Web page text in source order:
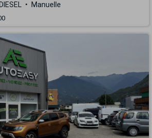
DIESEL Manuelle